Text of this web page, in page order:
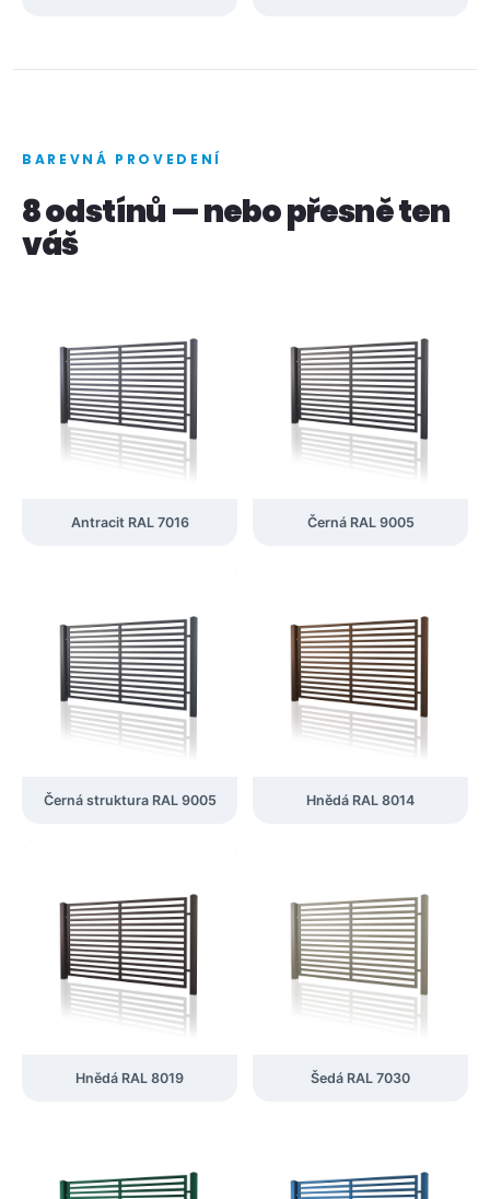
BAREVNÁ PROVEDENÍ
8 odstínů — nebo přesně ten
váš
Antracit RAL 7016 Černá RAL 9005
Černá struktura RAL 9005 Hnědá RAL 8014
Hnědá RAL 8019 Šedá RAL 7030